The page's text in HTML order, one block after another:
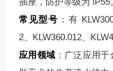
常见型号 ：有
2、KLW360.012、
应用领域 ：广泛应用